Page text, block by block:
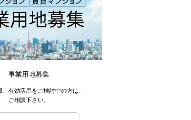
事業用地募集
有効活用をご検討中の方は、
ご相談下さい。